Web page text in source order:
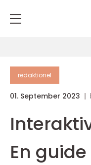
redaktionel
01. September 2023
En